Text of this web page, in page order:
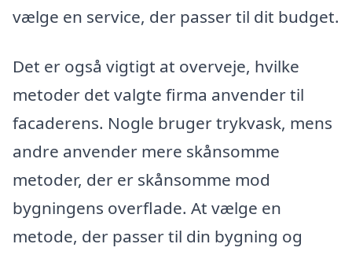
vælge en service, der passer til dit budget.
Det er også vigtigt at overveje, hvilke
metoder det valgte firma anvender til
facaderens. Nogle bruger trykvask, mens
andre anvender mere skånsomme
metoder, der er skånsomme mod
bygningens overflade. At vælge en
metode, der passer til din bygning og